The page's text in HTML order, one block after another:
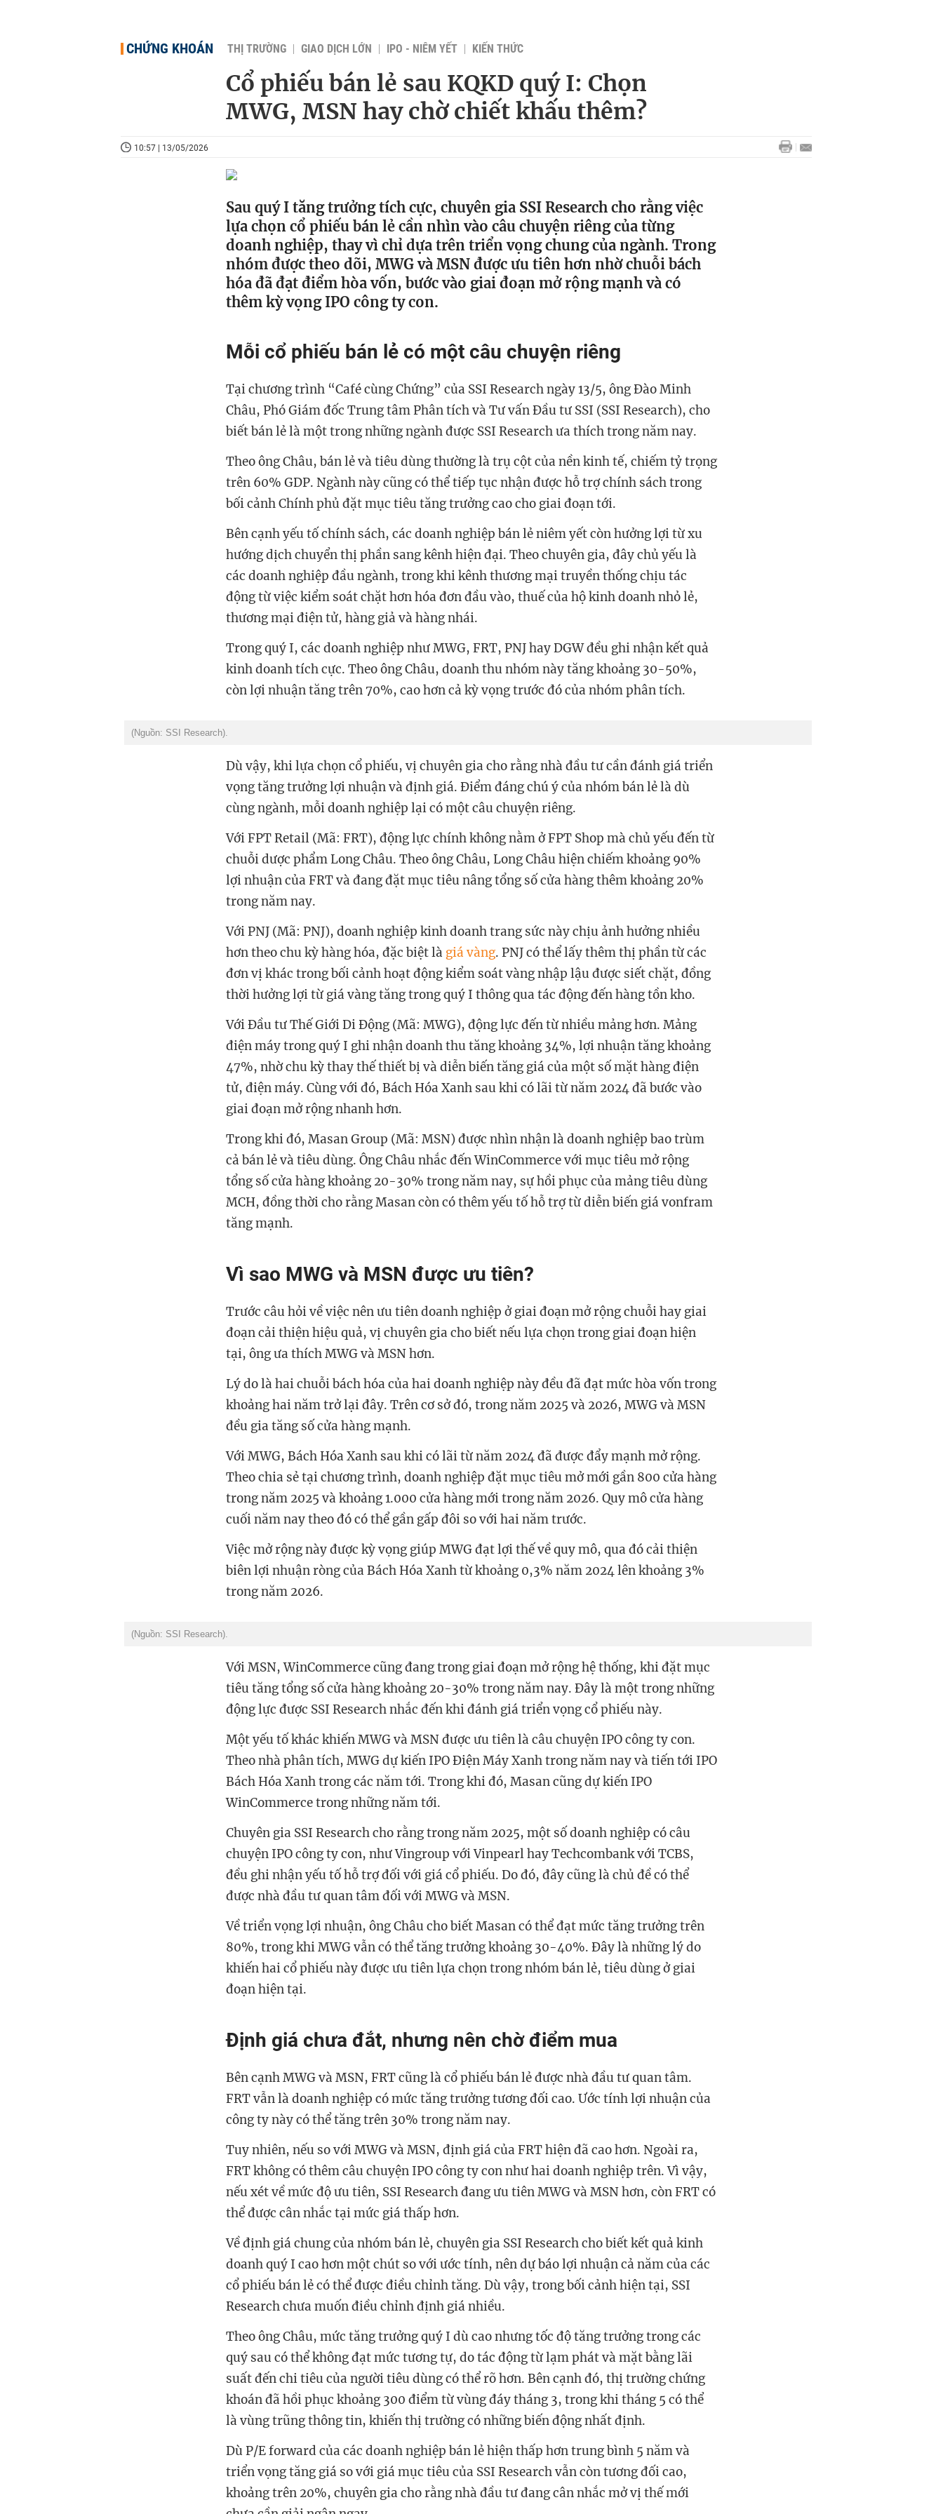
CHỨNG KHOÁN THỊ TRƯỜNG GIAO DỊCH LỚN IPO - NIÊM YẾT KIẾN THỨC
Cổ phiếu bán lẻ sau KQKD quý I: Chọn
MWG, MSN hay chờ chiết khấu thêm?
10:57 | 13/05/2026
Sau quý I tăng trưởng tích cực, chuyên gia SSI Research cho rằng việc
lựa chọn cổ phiếu bán lẻ cần nhìn vào câu chuyện riêng của từng
doanh nghiệp, thay vì chỉ dựa trên triển vọng chung của ngành. Trong
nhóm được theo dõi, MWG và MSN được ưu tiên hơn nhờ chuỗi bách
hóa đã đạt điểm hòa vốn, bước vào giai đoạn mở rộng mạnh và có
thêm kỳ vọng IPO công ty con.
Mỗi cổ phiếu bán lẻ có một câu chuyện riêng
Tại chương trình “Café cùng Chứng” của SSI Research ngày 13/5, ông Đào Minh
Châu, Phó Giám đốc Trung tâm Phân tích và Tư vấn Đầu tư SSI (SSI Research), cho
biết bán lẻ là một trong những ngành được SSI Research ưa thích trong năm nay.
Theo ông Châu, bán lẻ và tiêu dùng thường là trụ cột của nền kinh tế, chiếm tỷ trọng
trên 60% GDP. Ngành này cũng có thể tiếp tục nhận được hỗ trợ chính sách trong
bối cảnh Chính phủ đặt mục tiêu tăng trưởng cao cho giai đoạn tới.
Bên cạnh yếu tố chính sách, các doanh nghiệp bán lẻ niêm yết còn hưởng lợi từ xu
hướng dịch chuyển thị phần sang kênh hiện đại. Theo chuyên gia, đây chủ yếu là
các doanh nghiệp đầu ngành, trong khi kênh thương mại truyền thống chịu tác
động từ việc kiểm soát chặt hơn hóa đơn đầu vào, thuế của hộ kinh doanh nhỏ lẻ,
thương mại điện tử, hàng giả và hàng nhái.
Trong quý I, các doanh nghiệp như MWG, FRT, PNJ hay DGW đều ghi nhận kết quả
kinh doanh tích cực. Theo ông Châu, doanh thu nhóm này tăng khoảng 30-50%,
còn lợi nhuận tăng trên 70%, cao hơn cả kỳ vọng trước đó của nhómphân tích.
(Nguồn: SSI Research).
Dù vậy, khi lựa chọn cổ phiếu, vị chuyên gia cho rằng nhà đầu tư cần đánh giá triển
vọng tăng trưởng lợi nhuận và định giá. Điểm đáng chú ý của nhóm bán lẻ là dù
cùng ngành, mỗi doanh nghiệp lại có một câu chuyện riêng.
Với FPT Retail (Mã: FRT), động lực chính không nằm ở FPT Shop mà chủ yếu đến từ
chuỗi dược phẩm Long Châu. Theo ông Châu, Long Châu hiện chiếm khoảng 90%
lợi nhuận của FRT và đang đặt mục tiêu nâng tổng số cửa hàng thêm khoảng 20%
trong năm nay.
Với PNJ (Mã: PNJ), doanh nghiệp kinh doanh trang sức này chịu ảnh hưởng nhiều
hơn theo chu kỳ hàng hóa, đặc biệt là giá vàng. PNJ có thể lấy thêm thị phần từ các
đơn vị khác trong bối cảnh hoạt động kiểm soát vàng nhập lậu được siết chặt, đồng
thời hưởng lợi từ giá vàng tăng trong quý I thông qua tác động đến hàng tồn kho.
Với Đầu tưThế Giới Di Động (Mã: MWG), động lực đến từ nhiều mảng hơn. Mảng
điện máy trong quý I ghi nhận doanh thu tăng khoảng 34%, lợi nhuận tăng khoảng
47%, nhờ chu kỳ thay thế thiết bị và diễn biến tăng giá của một số mặt hàng điện
tử, điện máy. Cùng với đó, Bách Hóa Xanh sau khi có lãi từ năm 2024 đã bước vào
giai đoạn mở rộng nhanh hơn.
Trong khi đó, Masan Group (Mã: MSN) được nhìn nhận là doanh nghiệp bao trùm
cả bán lẻ và tiêu dùng. Ông Châu nhắc đến WinCommerce với mục tiêu mở rộng
tổng số cửa hàng khoảng 20-30% trong năm nay, sự hồi phục của mảng tiêu dùng
MCH, đồng thời cho rằng Masan còn có thêm yếu tố hỗ trợ từ diễn biến giá vonfram
tăng mạnh.
Vì sao MWG và MSN được ưu tiên?
Trước câu hỏi về việc nên ưu tiên doanh nghiệp ở giai đoạn mở rộng chuỗi hay giai
đoạn cải thiện hiệu quả, vịchuyên gia cho biết nếu lựa chọn trong giai đoạn hiện
tại, ông ưa thích MWG và MSN hơn.
Lý do là hai chuỗi bách hóa của hai doanh nghiệp này đều đã đạt mức hòa vốn trong
khoảng hai năm trở lại đây. Trên cơ sở đó, trong năm 2025 và 2026, MWG và MSN
đều gia tăng số cửa hàng mạnh.
Với MWG, Bách Hóa Xanh sau khi có lãi từ năm 2024 đã được đẩy mạnh mở rộng.
Theo chia sẻ tại chương trình, doanh nghiệp đặt mục tiêu mở mới gần 800 cửa hàng
trong năm 2025 và khoảng 1.000 cửa hàng mới trong năm 2026. Quy mô cửa hàng
cuối năm nay theo đó có thể gần gấp đôi so với hai năm trước.
Việc mở rộng này được kỳ vọng giúp MWG đạt lợi thế về quy mô, qua đó cải thiện
biên lợi nhuận ròng của Bách Hóa Xanh từ khoảng 0,3% năm 2024 lên khoảng 3%
trong năm 2026.
(Nguồn: SSI Research).
Với MSN, WinCommerce cũng đang trong giai đoạn mở rộng hệ thống, khi đặt mục
tiêu tăng tổng số cửa hàng khoảng 20-30% trong năm nay. Đây là một trong những
động lực được SSI Research nhắc đến khi đánh giá triển vọng cổ phiếu này.
Một yếu tố khác khiến MWG và MSN được ưu tiên là câu chuyện IPO công ty con.
Theo nhà phân tích, MWG dự kiến IPO Điện Máy Xanh trong năm nay và tiến tới IPO
Bách Hóa Xanh trong các năm tới. Trong khi đó, Masan cũng dự kiến IPO
WinCommerce trong những năm tới.
Chuyên gia SSI Research cho rằng trong năm 2025, một số doanh nghiệp có câu
chuyện IPO công ty con, như Vingroup với Vinpearl hay Techcombank với TCBS,
đều ghi nhận yếu tố hỗ trợ đối với giá cổ phiếu. Do đó, đây cũng là chủ đề có thể
được nhà đầu tư quan tâm đối với MWG và MSN.
Về triển vọng lợi nhuận, ông Châu cho biết Masan có thể đạt mức tăng trưởng trên
80%, trong khi MWG vẫn có thể tăng trưởng khoảng 30-40%. Đây là những lý do
khiến hai cổ phiếu này được ưu tiên lựa chọn trong nhóm bán lẻ, tiêu dùng ở giai
đoạn hiện tại.
Định giá chưa đắt, nhưng nên chờ điểm mua
Bên cạnh MWG và MSN, FRT cũng là cổ phiếu bán lẻ được nhà đầu tư quan tâm.
FRT vẫn là doanh nghiệp có mức tăng trưởng tương đối cao. Ước tính lợi nhuận của
công ty này có thể tăng trên 30% trong năm nay.
Tuy nhiên, nếu so với MWG và MSN, định giá của FRT hiện đã cao hơn. Ngoài ra,
FRT không có thêm câu chuyện IPO công ty con như hai doanh nghiệp trên. Vì vậy,
nếu xét về mức độ ưu tiên, SSI Research đang ưu tiên MWG và MSN hơn, còn FRT có
thể được cân nhắc tại mức giá thấp hơn.
Về định giá chung của nhóm bán lẻ, chuyên gia SSI Research cho biết kết quả kinh
doanh quý I cao hơn một chút so với ước tính, nên dự báo lợi nhuận cả năm của các
cổ phiếu bán lẻ có thể được điều chỉnh tăng. Dù vậy, trong bối cảnh hiện tại, SSI
Research chưa muốn điều chỉnh định giá nhiều.
Theo ông Châu, mức tăng trưởng quý I dù cao nhưng tốc độ tăng trưởng trong các
quý sau có thể không đạt mức tương tự, do tác động từ lạm phát và mặt bằng lãi
suất đến chi tiêu của người tiêu dùng có thể rõ hơn. Bên cạnh đó, thị trường chứng
khoán đã hồi phục khoảng 300 điểm từ vùng đáy tháng 3, trong khi tháng 5 có thể
là vùng trũng thông tin, khiến thị trường có những biến động nhất định.
Dù P/E forward của các doanh nghiệp bán lẻ hiện thấp hơn trung bình 5 năm và
triển vọng tăng giá so với giá mục tiêu của SSI Research vẫn còn tương đối cao,
khoảng trên 20%, chuyên gia cho rằng nhà đầu tư đang cân nhắc mở vị thế mới